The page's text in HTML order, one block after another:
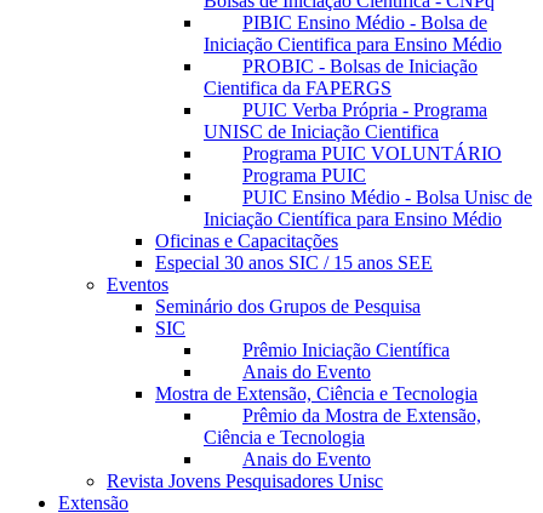
PIBIC Ensino Médio - Bolsa de
Iniciação Cientifica para Ensino Médio
PROBIC - Bolsas de Iniciação
Cientifica da FAPERGS
PUIC Verba Própria - Programa
UNISC de Iniciação Cientifica
Programa PUIC VOLUNTÁRIO
Programa PUIC
PUIC Ensino Médio - Bolsa Unisc de
Iniciação Científica para Ensino Médio
Oficinas e Capacitações
Especial 30 anos SIC / 15 anos SEE
Eventos
Seminário dos Grupos de Pesquisa
SIC
Prêmio Iniciação Científica
Anais do Evento
Mostra de Extensão, Ciência e Tecnologia
Prêmio da Mostra de Extensão,
Ciência e Tecnologia
Anais do Evento
Revista Jovens Pesquisadores Unisc
Extensão